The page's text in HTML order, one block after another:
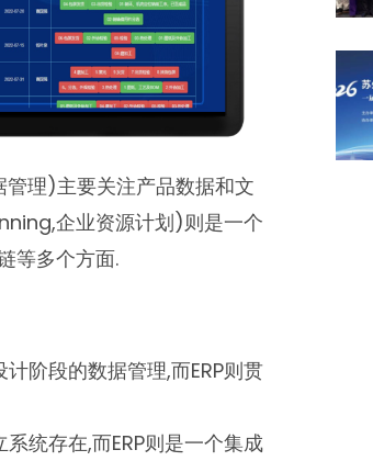
理)主要关注产品数据和文
企业资源计划)则是一个
等多个方面.
阶段的数据管理,而ERP则贯
统存在,而ERP则是一个集成